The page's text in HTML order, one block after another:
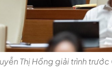
Thị Hồng giải trình